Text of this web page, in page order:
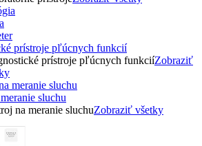
prístroje pľúcnych funkcií
prístroje pľúcnych funkciíZobraziť
sluchu
na meranie sluchuZobraziť všetky